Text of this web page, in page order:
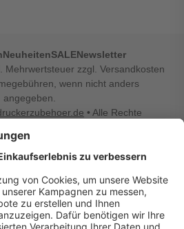
NeuheitenSALENewsletter
Mehrwertsteuer zzgl. Versandkosten
wenn nicht anders
angegeben.
• Alle Rechte
widerrufen
preiswerte Qualität für Ihr Office
dem passenden Druckerzubehör
Büro, den Computer oder Ihr
Sie bei Druckerzubehoer.de genau
bietet unter anderem Tinte